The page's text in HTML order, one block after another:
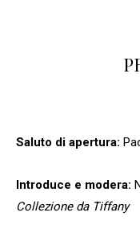
Saluto di apertura:
Introduce e modera:
Collezione da Tiffany